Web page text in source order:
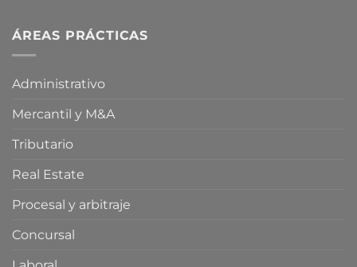
ÁREAS PRÁCTICAS
Administrativo
Mercantil y M&A
Tributario
Real Estate
Procesal y arbitraje
Concursal